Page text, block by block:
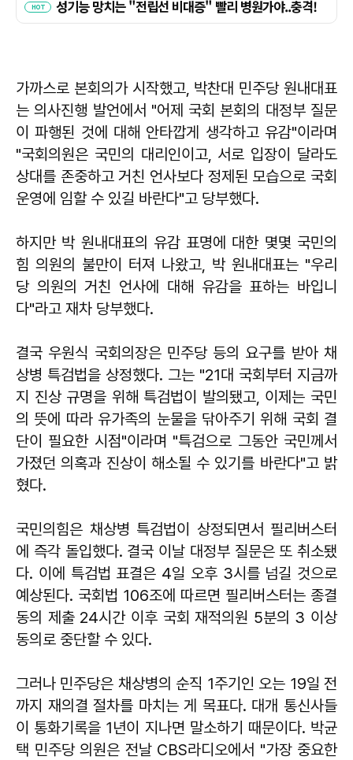
가까스로 본회의가 시작했고, 박찬대 민주당 원내대표
는 의사진행 발언에서 "어제 국회 본회의 대정부 질문
이 파행된 것에 대해 안타깝게 생각하고 유감"이라며
"국회의원은 국민의 대리인이고, 서로 입장이 달라도
상대를 존중하고 거친 언사보다 정제된 모습으로 국회
운영에 임할 수 있길 바란다"고 당부했다.
하지만 박 원내대표의 유감 표명에 대한 몇몇 국민의
힘 의원의 불만이 터져 나왔고, 박 원내대표는 "우리
당 의원의 거친 언사에 대해 유감을 표하는 바입니
다"라고 재차 당부했다.
결국 우원식 국회의장은 민주당 등의 요구를 받아 채
상병 특검법을 상정했다. 그는 "21대 국회부터 지금까
지 진상 규명을 위해 특검법이 발의됐고, 이제는 국민
의 뜻에 따라 유가족의 눈물을 닦아주기 위해 국회 결
단이 필요한 시점"이라며 "특검으로 그동안 국민께서
가졌던 의혹과 진상이 해소될 수 있기를 바란다"고 밝
혔다.
국민의힘은 채상병 특검법이 상정되면서 필리버스터
에 즉각 돌입했다. 결국 이날 대정부 질문은 또 취소됐
다. 이에 특검법 표결은 4일 오후 3시를 넘길 것으로
예상된다. 국회법 106조에 따르면 필리버스터는 종결
동의 제출 24시간 이후 국회 재적의원 5분의 3 이상
동의로 중단할 수 있다.
그러나 민주당은 채상병의 순직 1주기인 오는 19일 전
까지 재의결 절차를 마치는 게 목표다. 대개 통신사들
이 통화기록을 1년이 지나면 말소하기 때문이다. 박균
택 민주당 의원은 전날 CBS라디오에서 "가장 중요한